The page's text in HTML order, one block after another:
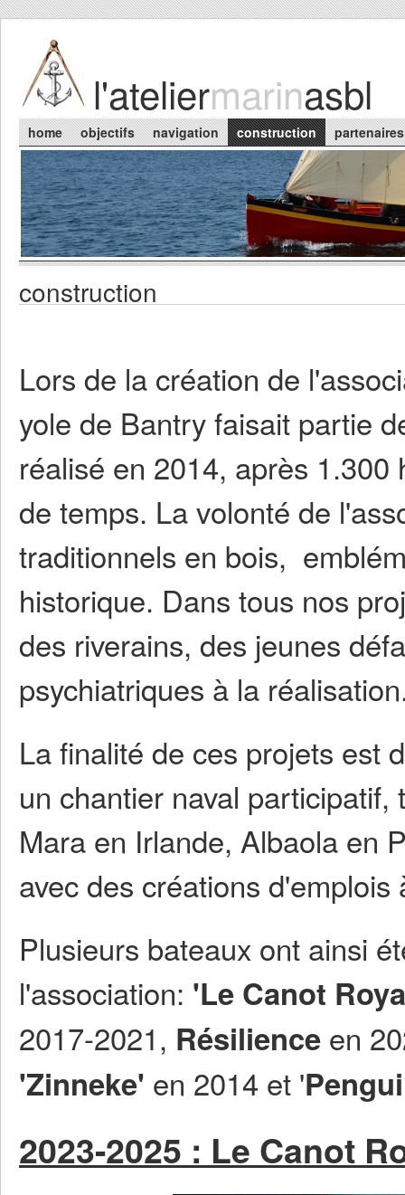
l'ateliermarinasbl
Main menu
home objectifs navigation construction partenaires
You are here
construction
Lors de la création de
yole de Bantry faisait partie
réalisé en 2014, après
de temps. La volonté de
traditionnels en bois,
historique. Dans tous nos
des riverains, des jeunes
psychiatriques à la
La finalité de ces projets est
un chantier naval
Mara en Irlande, Albaola en
avec des créations d'emplois
Plusieurs bateaux ont ainsi
l'association: 'Le Canot
2017-2021, Résilience en
'Zinneke' en 2014 et '
2023-2025 : Le Canot